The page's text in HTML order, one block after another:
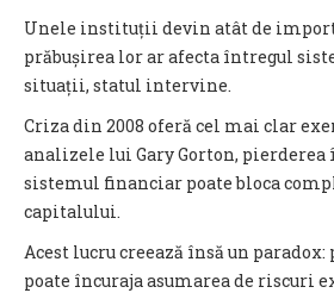
Unele instituții devin atât de
prăbușirea lor ar afecta întregul
situații, statul intervine.
Criza din 2008 oferă cel mai clar
analizele lui Gary Gorton,
sistemul financiar poate bloca
capitalului.
Acest lucru creează însă un
poate încuraja asumarea de riscuri